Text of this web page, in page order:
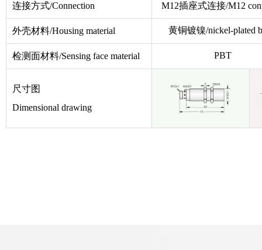
连接方式/Connection M12插座式连接/M12
外壳材料/Housing material 黄铜镀镍/nickel-plated
检测面材料/Sensing face material PBT
尺寸图
Dimensional drawing